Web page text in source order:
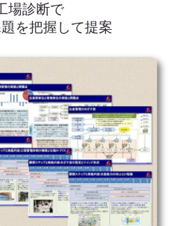
場診断で
を把握して提案